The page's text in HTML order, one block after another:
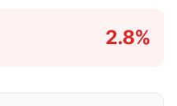
2.8%